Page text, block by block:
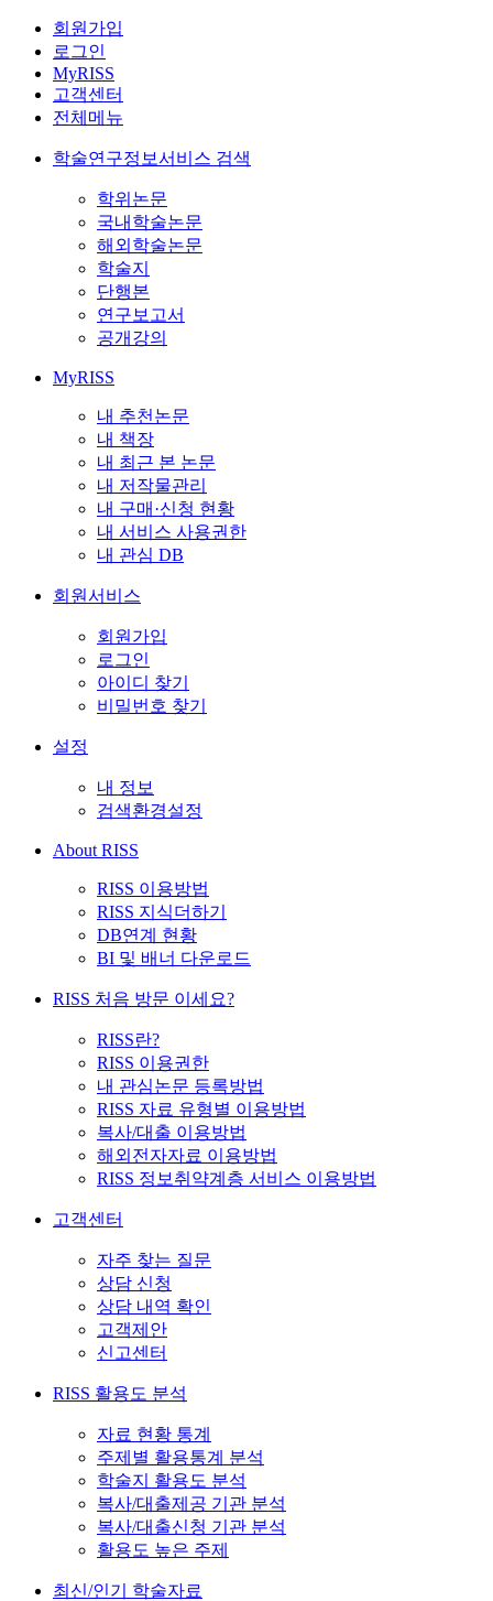
회원가입
로그인
MyRISS
고객센터
전체메뉴
학술연구정보서비스 검색
학위논문
국내학술논문
해외학술논문
학술지
단행본
연구보고서
공개강의
MyRISS
내 추천논문
내 책장
내 최근 본 논문
내 저작물관리
내 구매·신청 현황
내 서비스 사용권한
내 관심 DB
회원서비스
회원가입
로그인
아이디 찾기
비밀번호 찾기
설정
내 정보
검색환경설정
About RISS
RISS 이용방법
RISS 지식더하기
DB연계 현황
BI 및 배너 다운로드
RISS 처음 방문 이세요?
RISS란?
RISS 이용권한
내 관심논문 등록방법
RISS 자료 유형별 이용방법
복사/대출 이용방법
해외전자자료 이용방법
RISS 정보취약계층 서비스 이용방법
고객센터
자주 찾는 질문
상담 신청
상담 내역 확인
고객제안
신고센터
RISS 활용도 분석
자료 현황 통계
주제별 활용통계 분석
학술지 활용도 분석
복사/대출제공 기관 분석
복사/대출신청 기관 분석
활용도 높은 주제
최신/인기 학술자료